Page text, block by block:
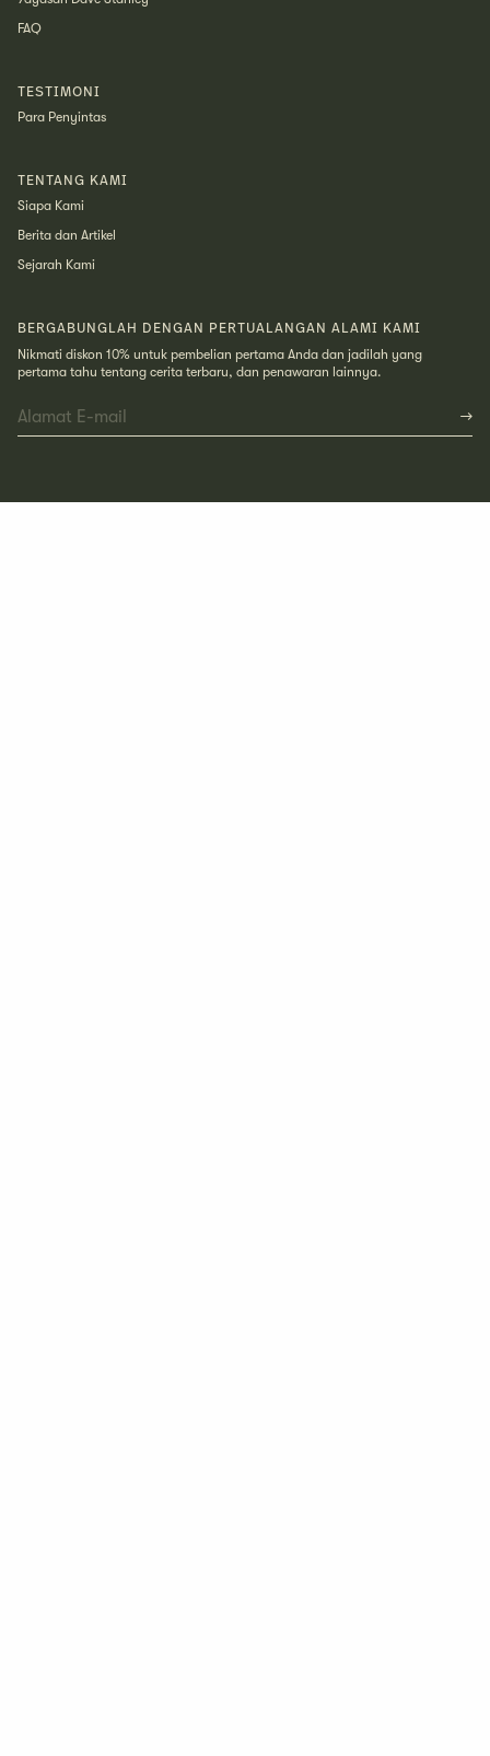
FAQ
TESTIMONI
Para Penyintas
TENTANG KAMI
Siapa Kami
Berita dan Artikel
Sejarah Kami
BERGABUNGLAH DENGAN PERTUALANGAN ALAMI KAMI
Nikmati diskon 10% untuk pembelian pertama Anda dan jadilah yang
pertama tahu tentang cerita terbaru, dan penawaran lainnya.
Alamat E-mail